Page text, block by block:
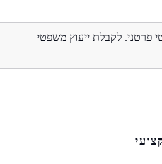
פרטני. לקבלת ייעוץ משפטי